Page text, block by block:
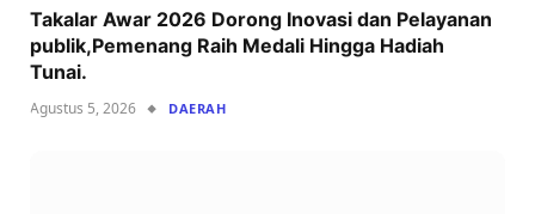
Takalar Awar 2026 Dorong Inovasi dan Pelayanan
publik,Pemenang Raih Medali Hingga Hadiah
Tunai.
Agustus 5, 2026 DAERAH